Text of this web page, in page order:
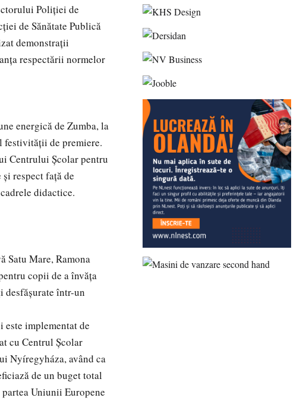
Poliției de
de Sănătate Publică
demonstrații
respectării normelor
energică de Zumba, la
festivității de premiere.
Centrului Școlar pentru
respect față de
didactice.
Satu Mare, Ramona
copii de a învăța
desfășurate într-un
implementat de
cu Centrul Școlar
Nyíregyháza, având ca
de un buget total
Uniunii Europene